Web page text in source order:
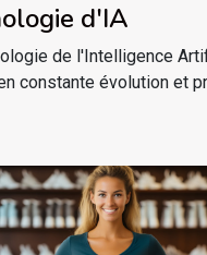
d'IA
de l'Intelligence
constante évolution et